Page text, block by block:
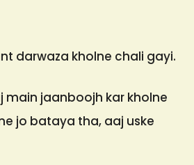
darwaza kholne chali gayi.
main jaanboojh kar kholne
jo bataya tha, aaj uske